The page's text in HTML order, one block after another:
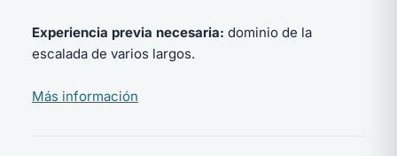
Experiencia previa necesaria: dominio de la
escalada de varios largos.
Más información